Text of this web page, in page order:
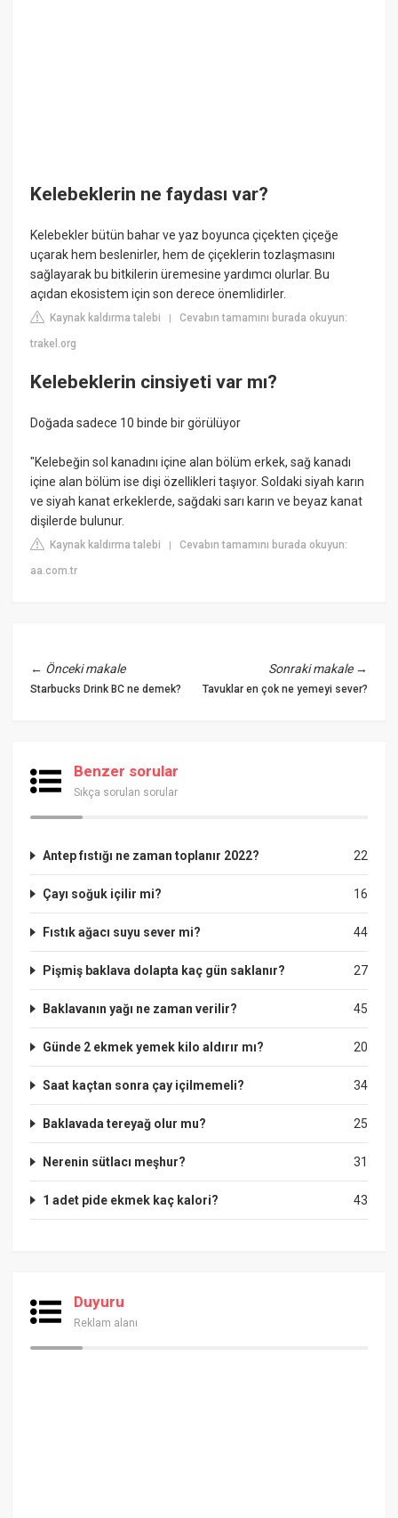
Kelebeklerin ne faydası var?
Kelebekler bütün bahar ve yaz boyunca çiçekten çiçeğe
uçarak hem beslenirler, hem de çiçeklerin tozlaşmasını
sağlayarak bu bitkilerin üremesine yardımcı olurlar. Bu
açıdan ekosistem için son derece önemlidirler.
Kaynak kaldırma talebi |Cevabın tamamını burada okuyun:
trakel.org
Kelebeklerin cinsiyeti var mı?
Doğada sadece 10 binde bir görülüyor
"Kelebeğin sol kanadını içine alan bölüm erkek, sağ kanadı
içine alan bölüm ise dişi özellikleri taşıyor. Soldaki siyah karın
ve siyah kanat erkeklerde, sağdaki sarı karın ve beyaz kanat
dişilerde bulunur.
Kaynak kaldırma talebi |Cevabın tamamını burada okuyun:
aa.com.tr
← Önceki makale
Starbucks Drink BC ne demek?
Sonraki makale→
Tavuklar en çok ne yemeyi sever?
Benzer sorular
Sıkça sorulan sorular
22
Antep fıstığı ne zaman toplanır 2022?
16
Çayı soğuk içilir mi?
44
Fıstık ağacı suyu sever mi?
27
Pişmiş baklava dolapta kaç gün saklanır?
45
Baklavanın yağı ne zaman verilir?
20
Günde 2 ekmek yemek kilo aldırır mı?
34
Saat kaçtan sonra çay içilmemeli?
25
Baklavada tereyağ olur mu?
31
Nerenin sütlacı meşhur?
43
1 adet pide ekmek kaç kalori?
Duyuru
Reklam alanı